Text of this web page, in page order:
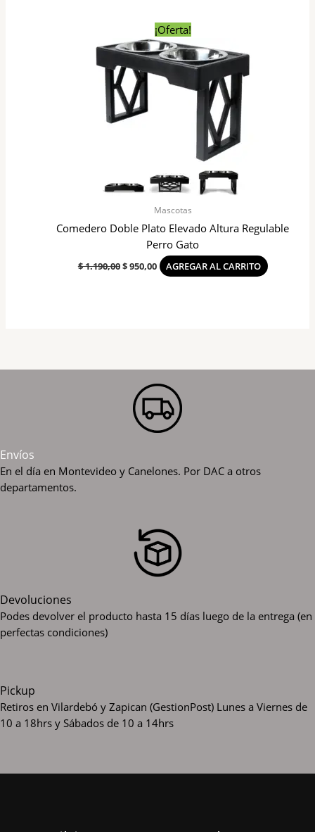
¡Oferta!
Mascotas
Comedero Doble Plato Elevado Altura Regulable
Perro Gato
$1.190,00
precio
original
$ 1.190,00.
$950,00
El
precio
actual
es:
$ 950,00.
AGREGAR AL CARRITO
Envíos
En el día en Montevideo y Canelones. Por DAC a otros
departamentos.
Devoluciones
Podes devolver el producto hasta 15 días luego de la entrega (en
perfectas condiciones)
Pickup
Retiros en Vilardebó y Zapican (GestionPost) Lunes a Viernes de
10 a 18hrs y Sábados de 10 a 14hrs